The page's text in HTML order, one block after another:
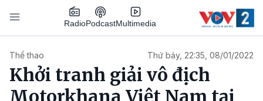
Nhảy đến nội dung
RadioPodcastMultimedia
Thể thao Thứ bảy, 22:35, 08/01/2022
Khởi tranh giải vô địch
Motorkhana Việt Nam tại